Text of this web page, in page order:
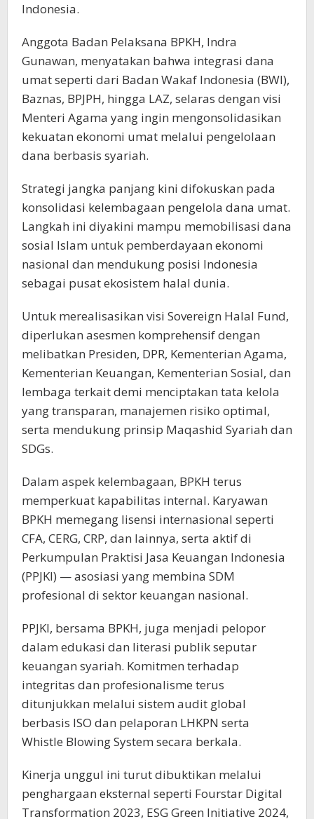
Indonesia.
Anggota Badan Pelaksana BPKH, Indra
Gunawan, menyatakan bahwa integrasi dana
umat seperti dari Badan Wakaf Indonesia (BWI),
Baznas, BPJPH, hingga LAZ, selaras dengan visi
Menteri Agama yang ingin mengonsolidasikan
kekuatan ekonomi umat melalui pengelolaan
dana berbasis syariah.
Strategi jangka panjang kini difokuskan pada
konsolidasi kelembagaan pengelola dana umat.
Langkah ini diyakini mampu memobilisasi dana
sosial Islam untuk pemberdayaan ekonomi
nasional dan mendukung posisi Indonesia
sebagai pusat ekosistem halal dunia.
Untuk merealisasikan visi Sovereign Halal Fund,
diperlukan asesmen komprehensif dengan
melibatkan Presiden, DPR, Kementerian Agama,
Kementerian Keuangan, Kementerian Sosial, dan
lembaga terkait demi menciptakan tata kelola
yang transparan, manajemen risiko optimal,
serta mendukung prinsip Maqashid Syariah dan
SDGs.
Dalam aspek kelembagaan, BPKH terus
memperkuat kapabilitas internal. Karyawan
BPKH memegang lisensi internasional seperti
CFA, CERG, CRP, dan lainnya, serta aktif di
Perkumpulan Praktisi Jasa Keuangan Indonesia
(PPJKI) — asosiasi yang membina SDM
profesional di sektor keuangan nasional.
PPJKI, bersama BPKH, juga menjadi pelopor
dalam edukasi dan literasi publik seputar
keuangan syariah. Komitmen terhadap
integritas dan profesionalisme terus
ditunjukkan melalui sistem audit global
berbasis ISO dan pelaporan LHKPN serta
Whistle Blowing System secara berkala.
Kinerja unggul ini turut dibuktikan melalui
penghargaan eksternal seperti Fourstar Digital
Transformation 2023, ESG Green Initiative 2024,